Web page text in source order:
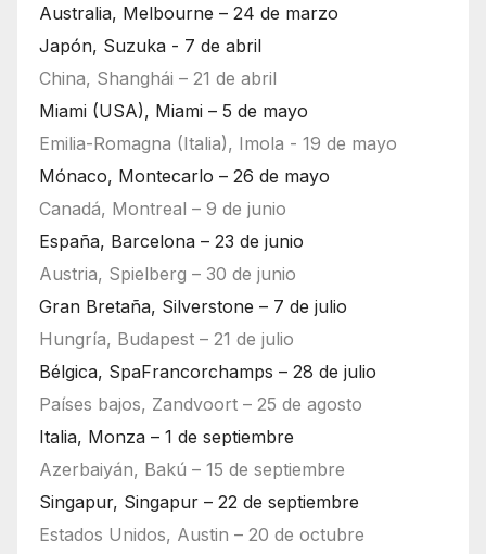
Australia, Melbourne – 24 de marzo
Japón, Suzuka - 7 de abril
China, Shanghái – 21 de abril
Miami (USA), Miami – 5 de mayo
Emilia-Romagna (Italia), Imola - 19 de mayo
Mónaco, Montecarlo – 26 de mayo
Canadá, Montreal – 9 de junio
España, Barcelona – 23 de junio
Austria, Spielberg – 30 de junio
Gran Bretaña, Silverstone – 7 de julio
Hungría, Budapest – 21 de julio
Bélgica, SpaFrancorchamps – 28 de julio
Países bajos, Zandvoort – 25 de agosto
Italia, Monza – 1 de septiembre
Azerbaiyán, Bakú – 15 de septiembre
Singapur, Singapur – 22 de septiembre
Estados Unidos, Austin – 20 de octubre